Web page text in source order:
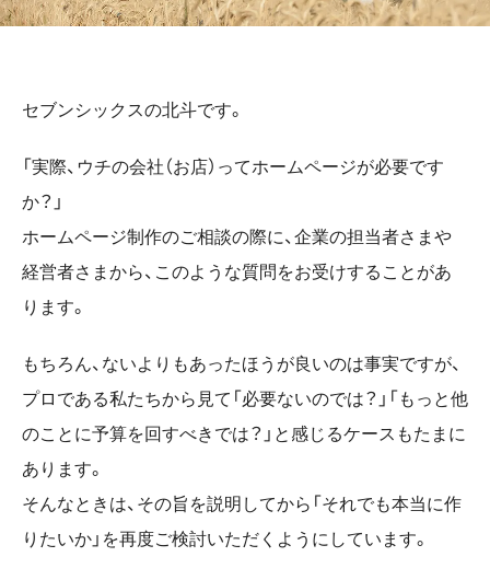
セブンシックスの北斗です。
「実際、ウチの会社（お店）ってホームページが必要です
か？」
ホームページ制作のご相談の際に、企業の担当者さまや
経営者さまから、このような質問をお受けすることがあ
ります。
もちろん、ないよりもあったほうが良いのは事実ですが、
プロである私たちから見て「必要ないのでは？」「もっと他
のことに予算を回すべきでは？」と感じるケースもたまに
あります。
そんなときは、その旨を説明してから「それでも本当に作
りたいか」を再度ご検討いただくようにしています。